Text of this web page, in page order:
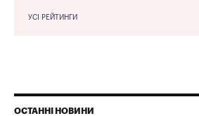
УСІ РЕЙТИНГИ
ОСТАННІ НОВИНИ